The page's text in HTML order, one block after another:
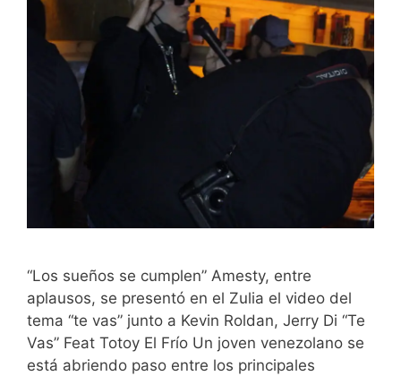
“Los sueños se cumplen” Amesty, entre
aplausos, se presentó en el Zulia el video del
tema “te vas” junto a Kevin Roldan, Jerry Di “Te
Vas” Feat Totoy El Frío Un joven venezolano se
está abriendo paso entre los principales